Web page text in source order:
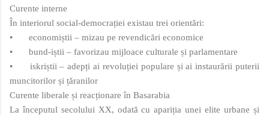
Curente interne
În interiorul social‑democrației existau trei orientări:
•
economiștii – mizau pe revendicări economice
•
bund-iștii – favorizau mijloace culturale și parlamentare
•
iskriștii – adepți ai revoluției populare și ai instaurării puterii
muncitorilor și țăranilor
Curente liberale și reacționare în Basarabia
La începutul secolului XX, odată cu apariția unei elite urbane și